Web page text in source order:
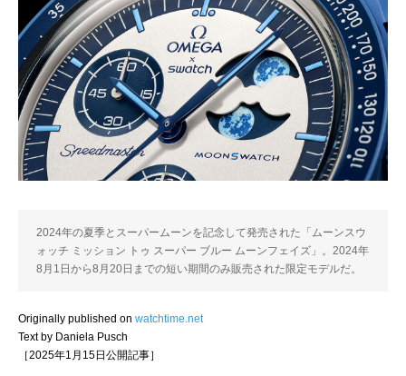
2024年の夏季とスーパームーンを記念して発売された「ムーンスウ
ォッチ ミッション トゥ スーパー ブルー ムーンフェイズ」。2024年
8月1日から8月20日までの短い期間のみ販売された限定モデルだ。
Originally published on watchtime.net
Text by Daniela Pusch
［2025年1月15日公開記事］